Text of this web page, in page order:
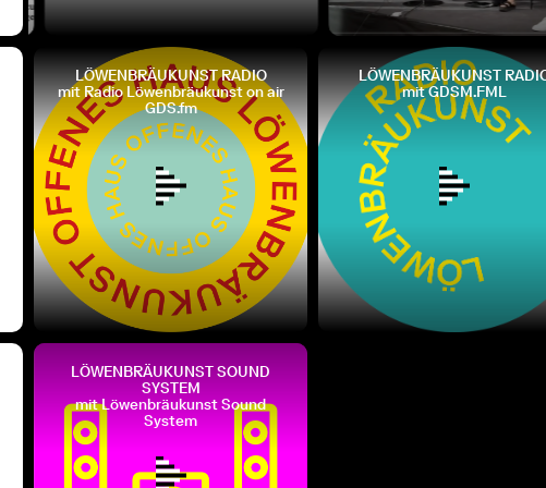
LÖWENBRÄUKUNST RADIO
mit Radio Löwenbräukunst on air
GDS.fm
LÖWENBRÄUKUNST
mit GDSM.FML
LÖWENBRÄUKUNST SOUND
SYSTEM
mit Löwenbräukunst Sound
System